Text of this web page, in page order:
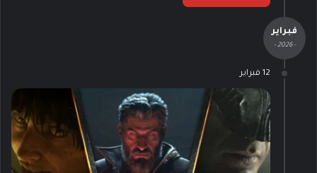
فبراير
- 2026 -
12 فبراير